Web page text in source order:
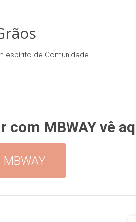
espírito de Comunidade
com MBWAY vê
MBWAY